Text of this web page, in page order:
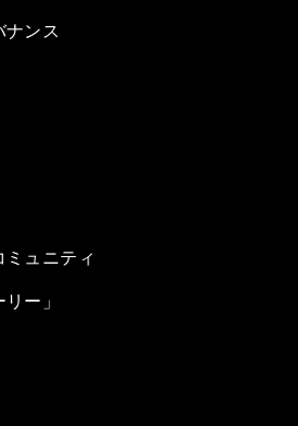
ナンス
ュニティ
ー」